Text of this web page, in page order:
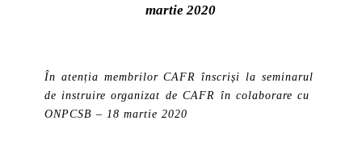
martie 2020
În atenția membrilor CAFR înscriși la seminarul
de instruire organizat de CAFR în colaborare cu
ONPCSB – 18 martie 2020